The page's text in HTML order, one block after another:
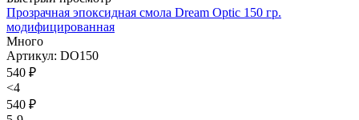
Прозрачная эпоксидная смола Dream Optic 150 гр.
модифицированная
Много
Артикул: DO150
540 ₽
<4
540 ₽